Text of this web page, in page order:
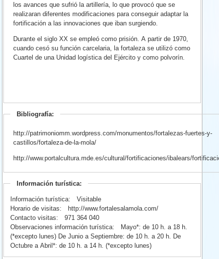
los avances que sufrió la artillería, lo que provocó que se
realizaran diferentes modificaciones para conseguir adaptar la
fortificación a las innovaciones que iban surgiendo.
Durante el siglo XX se empleó como prisión. A partir de 1970,
cuando cesó su función carcelaria, la fortaleza se utilizó como
Cuartel de una Unidad logística del Ejército y como polvorín.
Bibliografía:
http://patrimoniomm.wordpress.com/monumentos/fortalezas-fuertes-y-
castillos/fortaleza-de-la-mola/
http://www.portalcultura.mde.es/cultural/fortificaciones/ibalears/
Información turística:
Información turística:
Visitable
Horario de visitas:
http://www.fortalesalamola.com/
Contacto visitas:
971 364 040
Observaciones información turística:
Mayo*: de 10 h. a 18 h.
(*excepto lunes) De Junio a Septiembre: de 10 h. a 20 h. De
Octubre a Abril*: de 10 h. a 14 h. (*excepto lunes)